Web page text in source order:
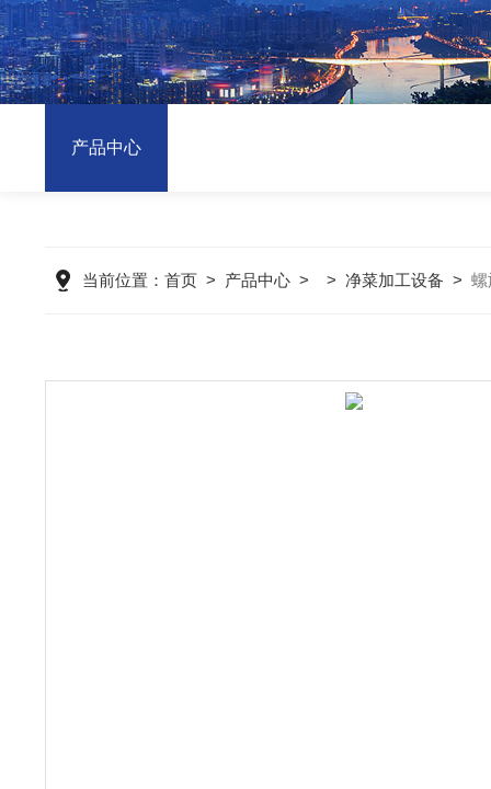
产品中心
当前位置： 首页> 产品中心> > 净菜加工设备 > 螺